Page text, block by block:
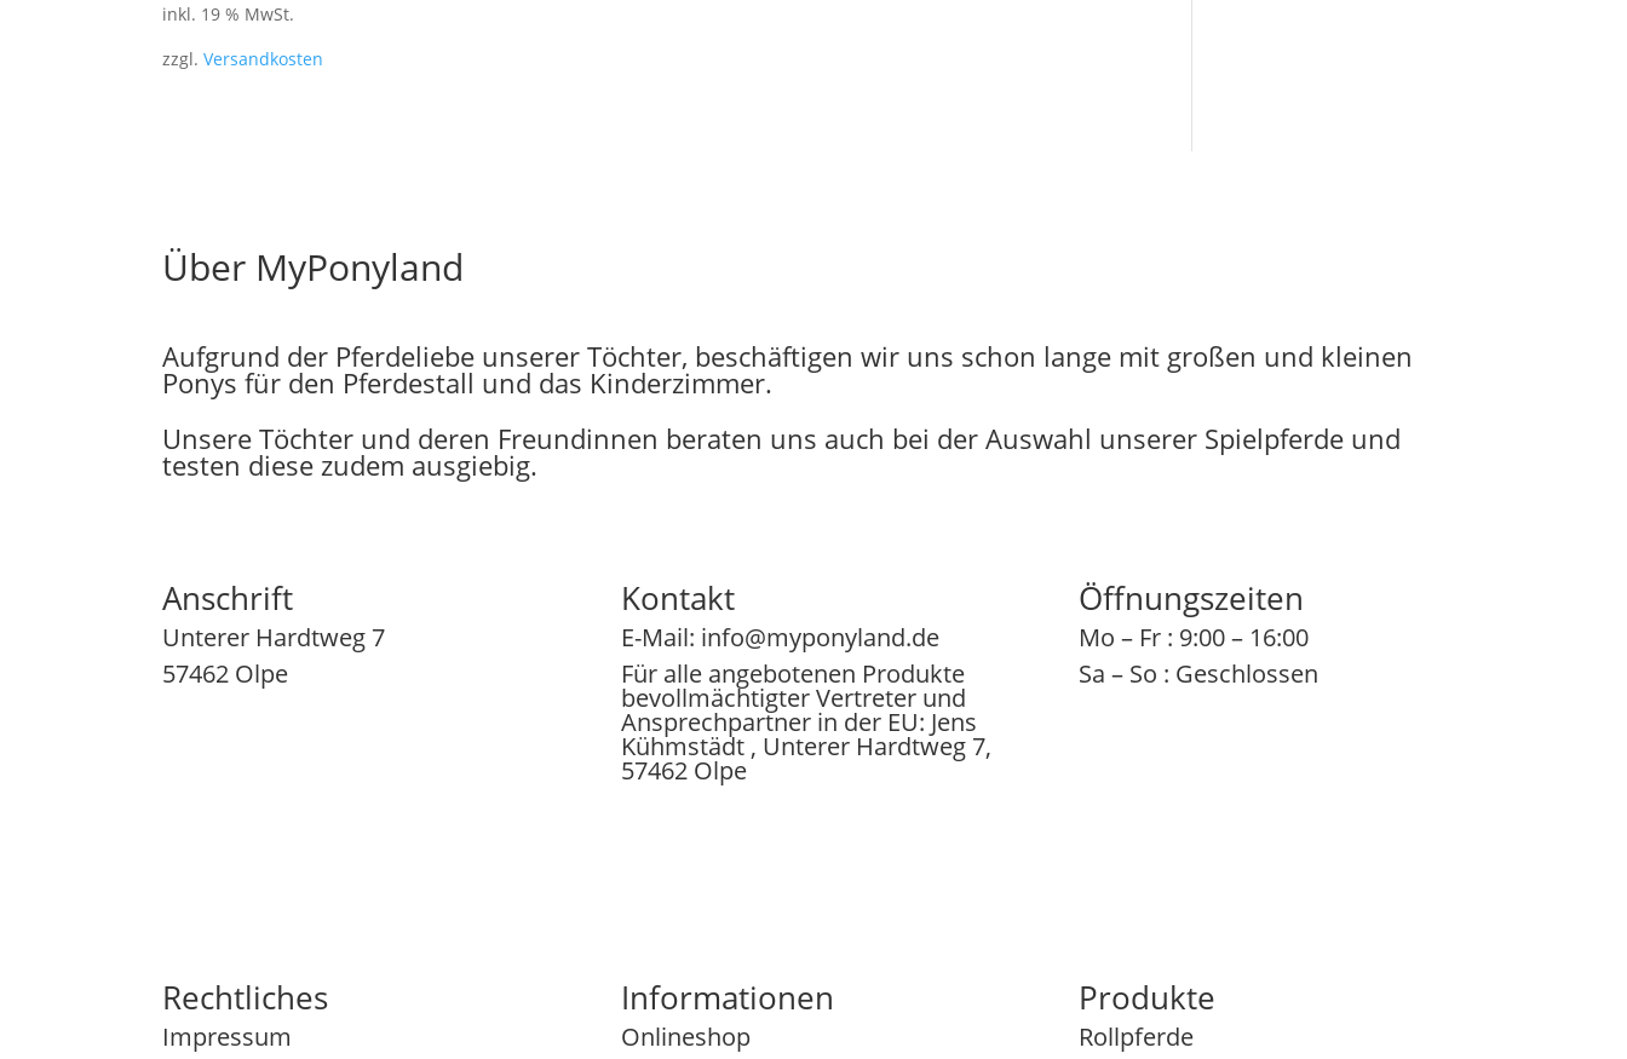
Preis
199,99 €189,99 €.
inkl. 19 % MwSt.
zzgl.Versandkosten
Über MyPonyland
Aufgrund der Pferdeliebe unserer Töchter, beschäftigen wir uns schon lange mit großen und kleinen
Ponys für den Pferdestall und das Kinderzimmer.
Unsere Töchter und deren Freundinnen beraten uns auch bei der Auswahl unserer Spielpferde und
testen diese zudem ausgiebig.
Anschrift
Unterer Hardtweg 7
57462 Olpe
Kontakt
E-Mail: info@myponyland.de
Für alle angebotenen Produkte
bevollmächtigter Vertreter und
Ansprechpartner in der EU: Jens
Kühmstädt , Unterer Hardtweg 7,
57462 Olpe
Öffnungszeiten
Mo – Fr : 9:00 – 16:00
Sa – So : Geschlossen
Rechtliches
Impressum
Informationen
Onlineshop
Produkte
Rollpferde